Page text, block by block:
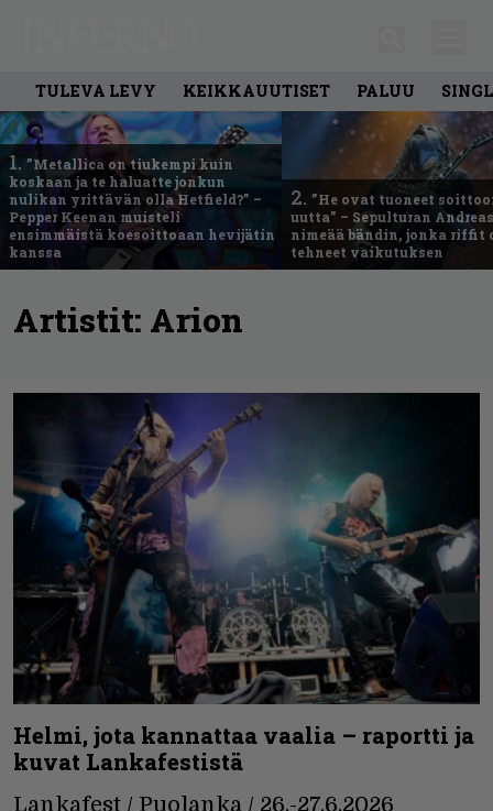
TULEVA LEVY KEIKKAUUTISET PALUU
1. ”Metallica on tiukempi kuin
koskaan ja te haluatte jonkun
nulikan yrittävän olla Hetfield?” –
Pepper Keenan muisteli
ensimmäistä koesoittoaan hevijätin
kanssa
2. ”He ovat tuoneet
uutta” – Sepulturan
nimeää bändin, jonka riffit
tehneet vaikutuksen
Artistit: Arion
Helmi, jota kannattaa vaalia – raportti ja
kuvat Lankafestistä
Lankafest / Puolanka / 26.-27.6.2026